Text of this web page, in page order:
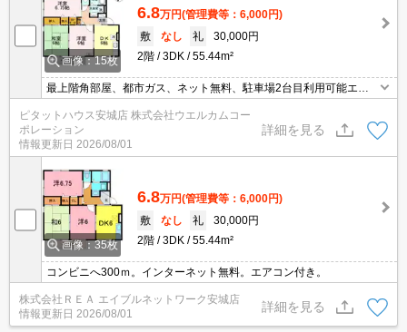
画像：15枚
6.8万円(管理費等：6,000円)
敷
なし 礼
30,000円
2階
3DK 55.44m²
最上階角部屋、都市ガス、ネット無料、駐車場2台目利用可能エア
コン付♪
ピタットハウス安城店 株式会社ウエルカムコー
ポレーション
情報更新日 2026/08/01
詳細を見る
画像：35枚
6.8万円(管理費等：6,000円)
敷
なし 礼
30,000円
2階
3DK 55.44m²
コンビニへ300ｍ。インターネット無料。エアコン付き。
株式会社ＲＥＡ エイブルネットワーク安城店
情報更新日 2026/08/01
詳細を見る